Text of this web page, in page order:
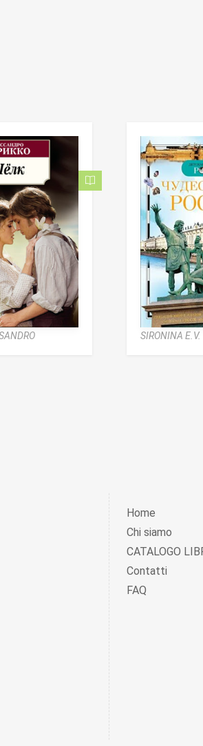
SIRONINA E.V.
Home
Chi siamo
CATALOGO
Contatti
FAQ